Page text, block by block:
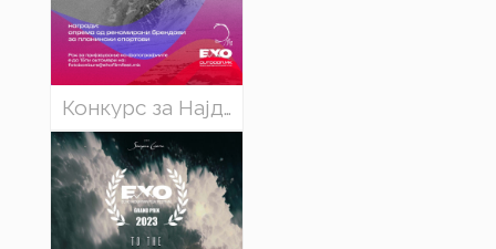
Конкурс за Најдобра планинска фотографија на ЕХО 2024